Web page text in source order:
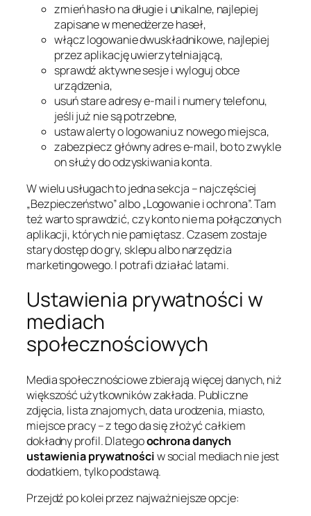
zmień hasło na długie i unikalne, najlepiej
zapisane w menedżerze haseł,
włącz logowanie dwuskładnikowe, najlepiej
przez aplikację uwierzytelniającą,
sprawdź aktywne sesje i wyloguj obce
urządzenia,
usuń stare adresy e-mail i numery telefonu,
jeśli już nie są potrzebne,
ustaw alerty o logowaniu z nowego miejsca,
zabezpiecz główny adres e-mail, bo to zwykle
on służy do odzyskiwania konta.
W wielu usługach to jedna sekcja – najczęściej
„Bezpieczeństwo” albo „Logowanie i ochrona”. Tam
też warto sprawdzić, czy konto nie ma połączonych
aplikacji, których nie pamiętasz. Czasem zostaje
stary dostęp do gry, sklepu albo narzędzia
marketingowego. I potrafi działać latami.
Ustawienia prywatności w
mediach
społecznościowych
Media społecznościowe zbierają więcej danych, niż
większość użytkowników zakłada. Publiczne
zdjęcia, lista znajomych, data urodzenia, miasto,
miejsce pracy – z tego da się złożyć całkiem
dokładny profil. Dlategoochrona danych
ustawienia prywatnościw social mediach nie jest
dodatkiem, tylko podstawą.
Przejdź po kolei przez najważniejsze opcje: